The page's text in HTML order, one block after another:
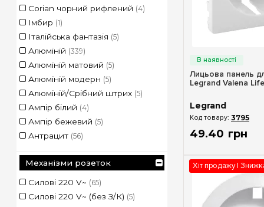
Лицьова панель
Legrand Valena
Legrand
3795
49.40 грн
Хіт продажу |
Corian чорний рифлений (4)
Імбир (1)
Італійська фантазія (5)
Алюміній (339)
Алюміній матовий (5)
Алюміній модерн (5)
Алюміній/Срібний штрих (5)
Ампір білий (4)
Ампір бежевий (5)
Антрацит (56)
Атол(5)
Біла перкаль(4)
Біле скло(5)
Білений Дуб (4)
Механізми розеток
Силові 220 V~ (65)
Силові 220 V~ (без З/К) (5)